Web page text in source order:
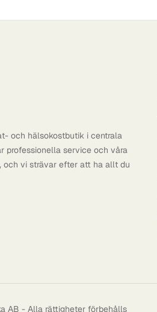
och hälsokostbutik i centrala
professionella service och våra
och vi strävar efter att ha allt du
AB - Alla rättigheter förbehålls